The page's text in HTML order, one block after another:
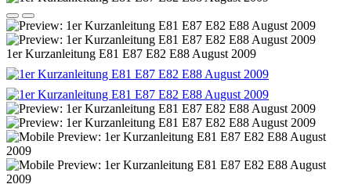
1er Kurzanleitung E81 E87 E82 E88 August 2009